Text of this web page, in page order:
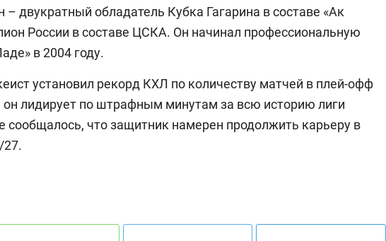
двукратный обладатель Кубка Гагарина в составе «Ак
России в составе ЦСКА. Он начинал профессиональную
в 2004 году.
установил рекорд КХЛ по количеству матчей в плей-офф
он лидирует по штрафным минутам за всю историю лиги
сообщалось, что защитник намерен продолжить карьеру в
27.